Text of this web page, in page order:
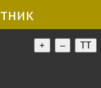
+ – TT